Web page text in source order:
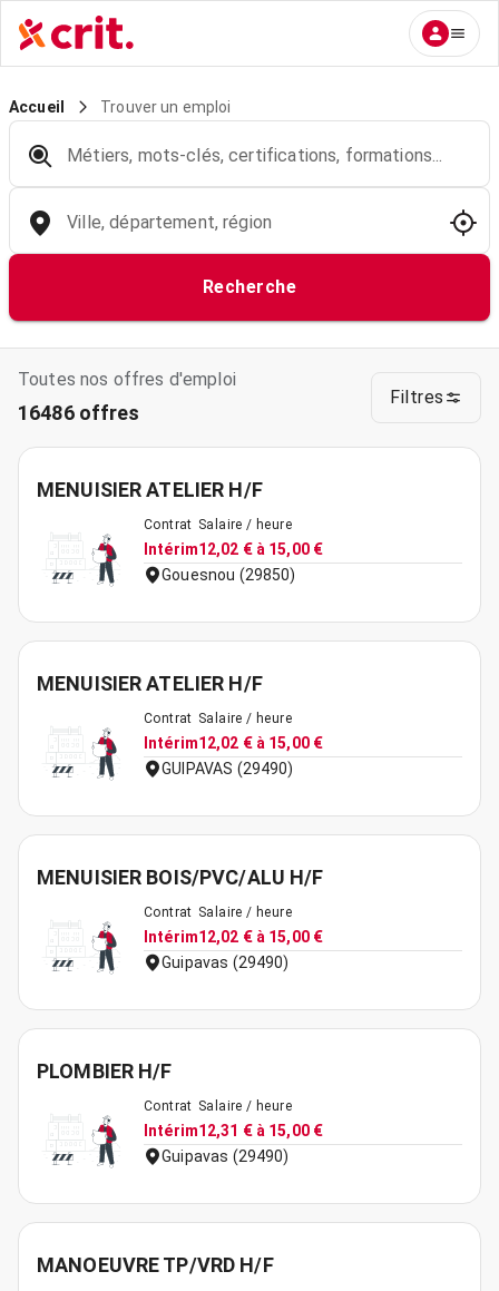
Accueil Trouver un emploi
Métiers, mots-clés, certifications, formations...
Ville, département, région
Recherche
Toutes nos offres d'emploi
16486 offres
Filtres
MENUISIER ATELIER H/F
Contrat
Intérim
Salaire / heure
12,02 € à 15,00 €
Gouesnou (29850)
MENUISIER ATELIER H/F
Contrat
Intérim
Salaire / heure
12,02 € à 15,00 €
GUIPAVAS (29490)
MENUISIER BOIS/PVC/ALU H/F
Contrat
Intérim
Salaire / heure
12,02 € à 15,00 €
Guipavas (29490)
PLOMBIER H/F
Contrat
Intérim
Salaire / heure
12,31 € à 15,00 €
Guipavas (29490)
MANOEUVRE TP/VRD H/F